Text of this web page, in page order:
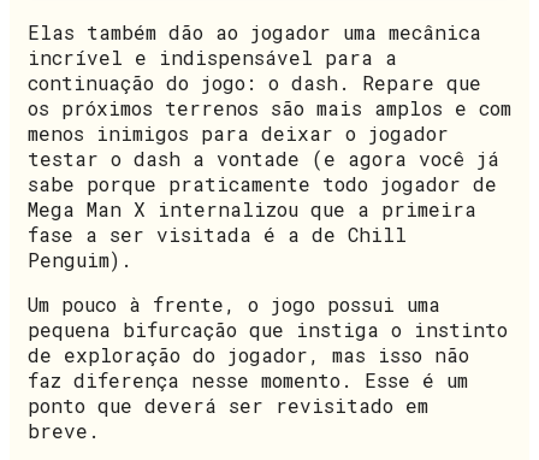
Elas também dão ao jogador uma mecânica
incrível e indispensável para a
continuação do jogo: o dash. Repare que
os próximos terrenos são mais amplos e com
menos inimigos para deixar o jogador
testar o dash a vontade (e agora você já
sabe porque praticamente todo jogador de
Mega Man X internalizou que a primeira
fase a ser visitada é a de Chill
Penguim).
Um pouco à frente, o jogo possui uma
pequena bifurcação que instiga o instinto
de exploração do jogador, mas isso não
faz diferença nesse momento. Esse é um
ponto que deverá ser revisitado em
breve.